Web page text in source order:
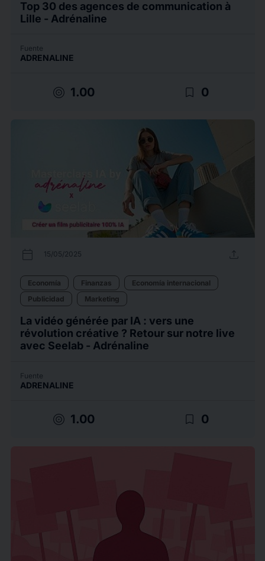
Top 30 des agences de communication à
Lille - Adrénaline
Fuente
ADRENALINE
target 1.00 bookmark_border 0
calendar_today 15/05/2025 upload
Economía Finanzas
Economía internacional
Publicidad
Marketing
La vidéo générée par IA : vers une
révolution créative ? Retour sur notre live
avec Seelab - Adrénaline
Fuente
ADRENALINE
target 1.00 bookmark_border 0